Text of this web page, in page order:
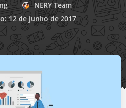
NERY Team
12 de junho de 2017